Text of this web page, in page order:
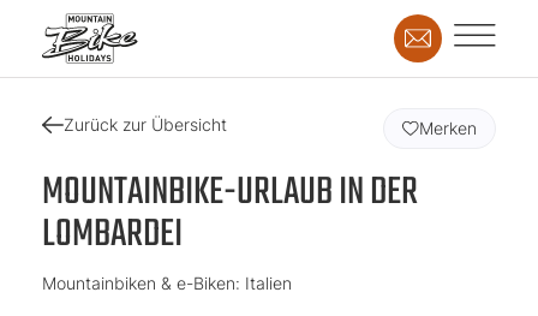
Zurück zur Übersicht
MOUNTAINBIKE-URLAUB IN DER
LOMBARDEI
Mountainbiken & e-Biken: Italien
Merken